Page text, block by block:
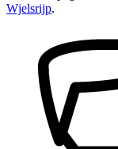
Wjelsrijp.